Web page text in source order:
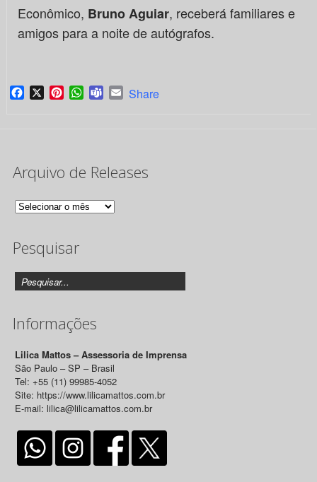
Econômico, Bruno Aguiar, receberá familiares e
amigos para a noite de autógrafos.
Facebook
X PinterestWhatsApp
TeamsEmail
Share
Arquivo de Releases
Arquivo
Releases
Pesquisar
Informações
Lilica Mattos – Assessoria de Imprensa
São Paulo – SP – Brasil
Tel: +55 (11) 99985-4052
Site: https://www.lilicamattos.com.br
E-mail: lilica@lilicamattos.com.br